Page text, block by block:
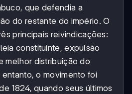
que defendia a
do restante do império. O
principais reivindicações:
constituinte, expulsão
melhor distribuição do
o movimento foi
1824, quando seus últimos